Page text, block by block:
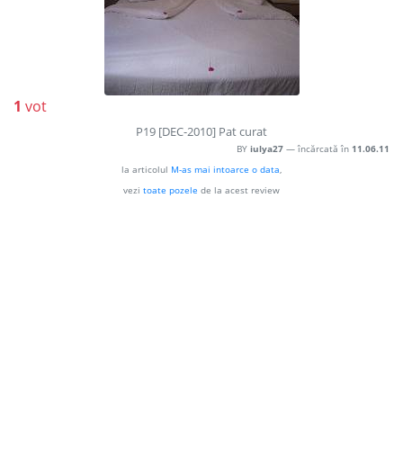
1 vot
P19 [DEC-2010] Pat curat
BY iulya27 — încărcată în 11.06.11
la articolul M-as mai intoarce o data,
vezi toate pozele de la acest review